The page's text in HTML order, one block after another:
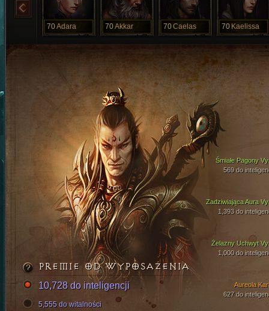
70Adara 70Akkar 70Caelas 70 Kaelissa
Zadziwiająca Aura
1,393 do
Żelazny Uchwyt
1,000 do
Śmiałe Pagony
569 do
Aureola
627 do
PREMIE OD WYPOSAŻENIA
10,728 do inteligencji
5,555 do witalności